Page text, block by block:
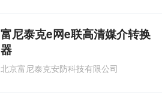
富尼泰克e网e联高清媒介转换
器
北京富尼泰克安防科技有限公司